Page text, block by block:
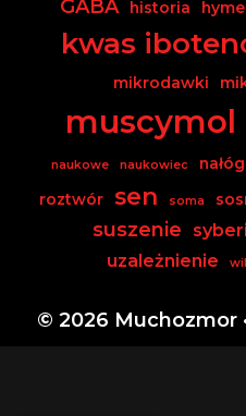
GABA historia
kwas
mikrodawki
muscymol
naukowe naukowiec nałóg
roztwór sen soma
suszenie
uzależnienie
© 2026 Muchozmor